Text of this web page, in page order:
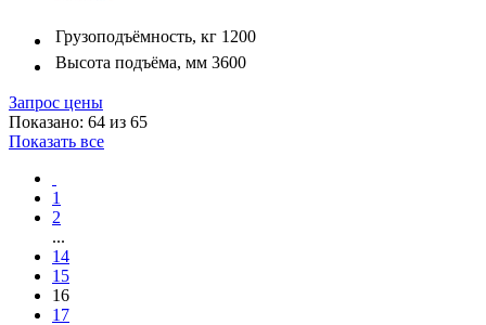
Грузоподъёмность, кг 1200
Высота подъёма, мм 3600
Запрос цены
Показано: 64 из 65
Показать все
1
2
...
14
15
16
17